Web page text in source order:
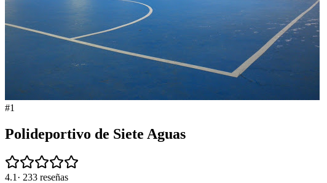
#1
Polideportivo de Siete Aguas
4.1 · 233 reseñas